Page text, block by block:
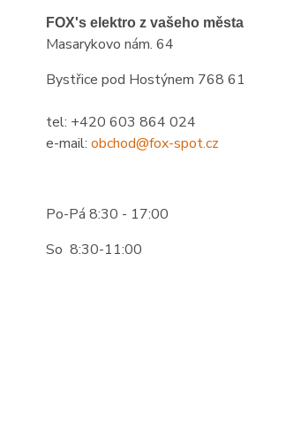
FOX's elektro z vašeho města
Masarykovo nám. 64
Bystřice pod Hostýnem 768 61
tel: +420 603 864 024
e-mail: obchod@fox-spot.cz
Po-Pá 8:30 - 17:00
So 8:30-11:00